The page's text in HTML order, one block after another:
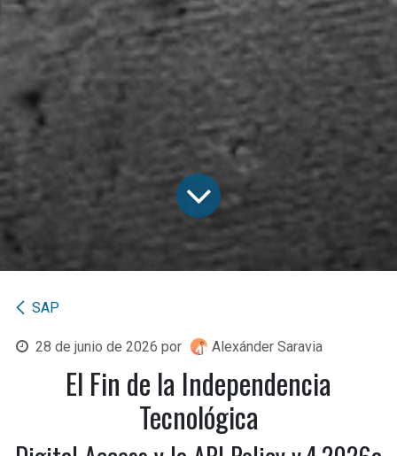
SAP
28 de junio de 2026 por Alexánder Saravia
El Fin de la Independencia
Tecnológica